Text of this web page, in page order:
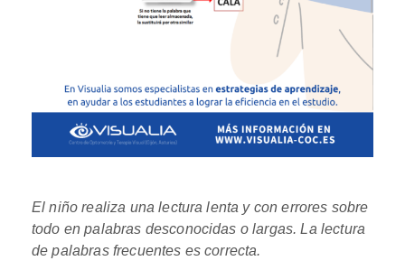
El niño realiza una lectura lenta y con errores sobre
todo en palabras desconocidas olargas. La lectura
de palabras frecuentes es correcta.